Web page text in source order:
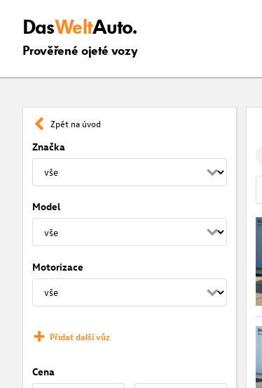
DasWeltAuto.
Prověřené ojeté vozy
Zpět na úvod
Značka
Model
Motorizace
Přidat další vůz
Cena